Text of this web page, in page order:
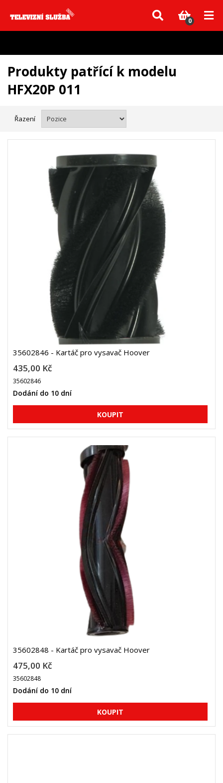
Vzhledem k aktuální situaci se může dodání dílů, které nejsou skladem,
zpozdit. Děkujeme za pochopení.
0
Produkty patřící k modelu
HFX20P 011
Řazení
35602846 - Kartáč pro vysavač Hoover
435,00 Kč
35602846
Dodání do 10 dní
35602848 - Kartáč pro vysavač Hoover
475,00 Kč
35602848
Dodání do 10 dní